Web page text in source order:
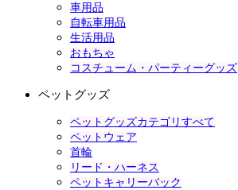
車用品
自転車用品
生活用品
おもちゃ
コスチューム・パーティーグッズ
ペットグッズ
ペットグッズカテゴリすべて
ペットウェア
首輪
リード・ハーネス
ペットキャリーバック